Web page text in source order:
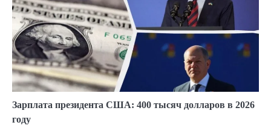
Зарплата президента США: 400 тысяч долларов в 2026
году